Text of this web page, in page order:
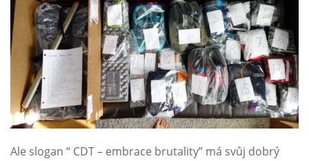
Ale slogan “ CDT – embrace brutality” má svůj dobrý